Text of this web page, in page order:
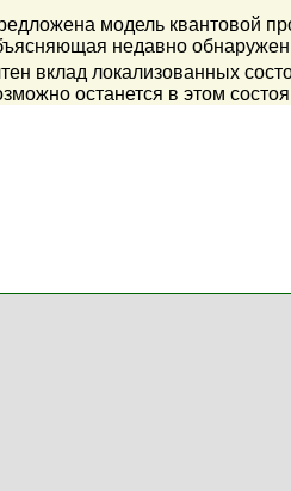
модель квантовой
недавно
вклад локализованных
останется в этом